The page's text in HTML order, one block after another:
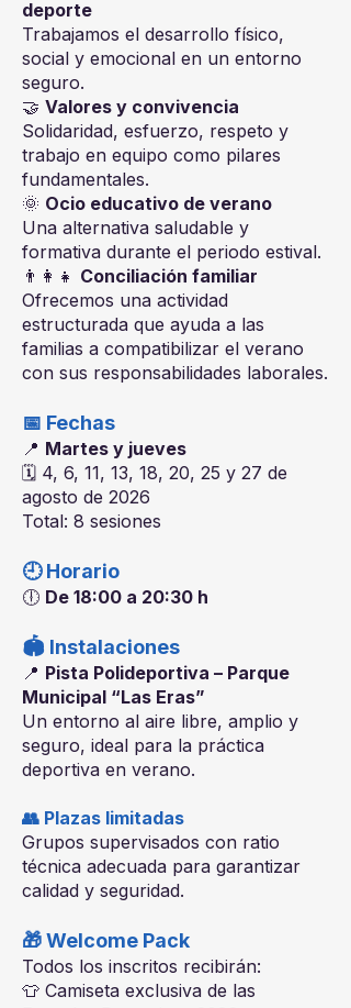
deporte
Trabajamos el desarrollo físico,
social y emocional en un entorno
seguro.
🤝 Valores y convivencia
Solidaridad, esfuerzo, respeto y
trabajo en equipo como pilares
fundamentales.
🌞 Ocio educativo de verano
Una alternativa saludable y
formativa durante el periodo estival.
👨‍👩‍👧 Conciliación familiar
Ofrecemos una actividad
estructurada que ayuda a las
familias a compatibilizar el verano
con sus responsabilidades laborales.
📅 Fechas
📍 Martes y jueves
🗓 4, 6, 11, 13, 18, 20, 25 y 27 de
agosto de 2026
Total: 8 sesiones
🕘 Horario
🕕 De 18:00 a 20:30 h
🏟 Instalaciones
📍 Pista Polideportiva – Parque
Municipal “Las Eras”
Un entorno al aire libre, amplio y
seguro, ideal para la práctica
deportiva en verano.
👥 Plazas limitadas
Grupos supervisados con ratio
técnica adecuada para garantizar
calidad y seguridad.
🎁 Welcome Pack
Todos los inscritos recibirán:
👕 Camiseta exclusiva de las